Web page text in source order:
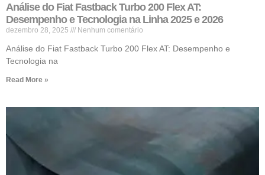
Análise do Fiat Fastback Turbo 200 Flex AT:
Desempenho e Tecnologia na Linha 2025 e 2026
dezembro 28, 2025 Nenhum comentário
Análise do Fiat Fastback Turbo 200 Flex AT: Desempenho e
Tecnologia na
Read More »